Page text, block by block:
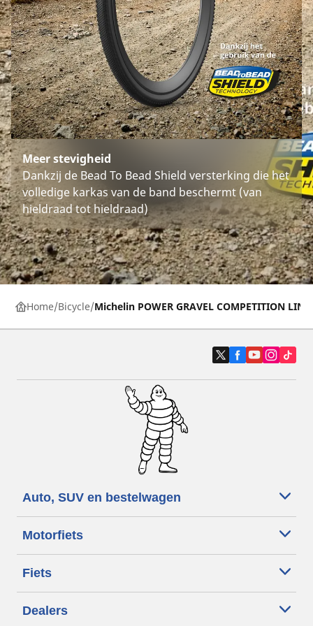
Meer stevigheid
Dankzij de Bead To Bead Shield versterking die het
volledige karkas van de band beschermt (van
hieldraad tot hieldraad)
Home Bicycle Michelin POWER GRAVEL COMPETITION LINE
Auto, SUV en bestelwagen
Motorfiets
Fiets
Dealers